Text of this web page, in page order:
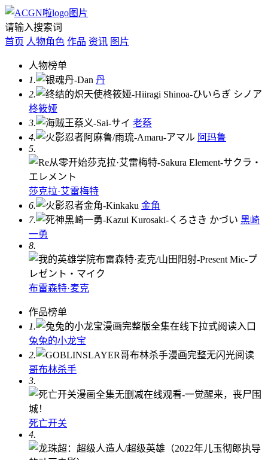
请输入搜索词
首页 人物角色 作品 资讯 图片
人物榜单
1.
丹
2.
柊筱娅
3.
老蔡
4.
阿玛鲁
5.
莎克拉·艾雷梅特
6.
金角
7.
黑崎
一勇
8.
布雷森特·麦克
作品榜单
1.
兔兔的小龙宝
2.
哥布林杀手
3.
死亡开关
4.